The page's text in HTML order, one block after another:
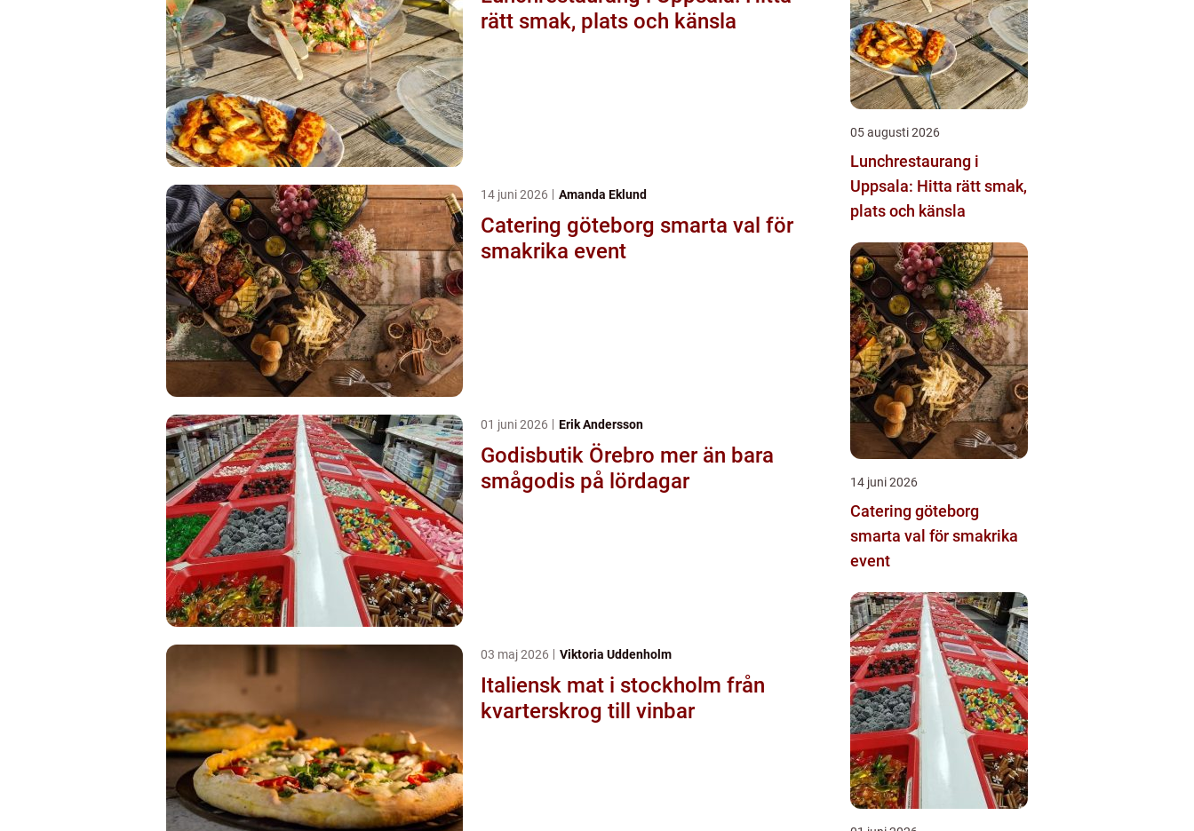
rätt smak, plats och känsla
14 juni 2026 Amanda Eklund
Catering göteborg smarta val för
smakrika event
01 juni 2026 Erik Andersson
Godisbutik Örebro mer än bara
smågodis på lördagar
03 maj 2026 Viktoria Uddenholm
Italiensk mat i stockholm från
kvarterskrog till vinbar
05 augusti 2026
Lunchrestaurang i
Uppsala: Hitta rätt smak,
plats och känsla
14 juni 2026
Catering göteborg
smarta val för smakrika
event